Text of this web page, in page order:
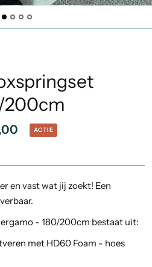
200cm
ACTIE
en vast wat jij zoekt! Een
- 180/200cm bestaat uit:
met HD60 Foam - hoes